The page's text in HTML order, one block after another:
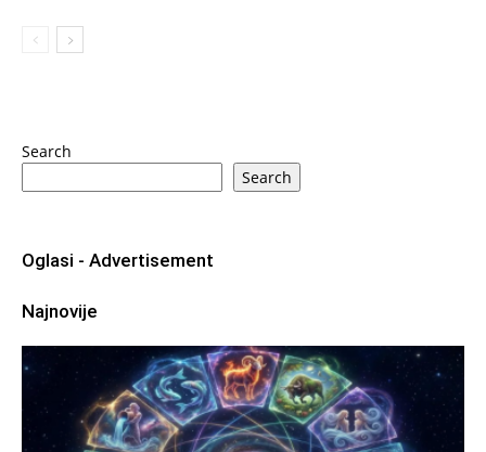
Search
Search
Oglasi - Advertisement
Najnovije